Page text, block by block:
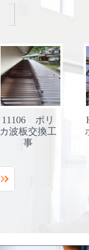
11106 ポリ
カ波板交換工
事